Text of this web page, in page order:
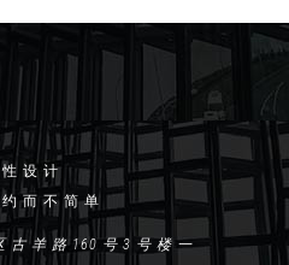
设 计
而 不 简 单
古 羊 路 160 号 3 号 楼 一